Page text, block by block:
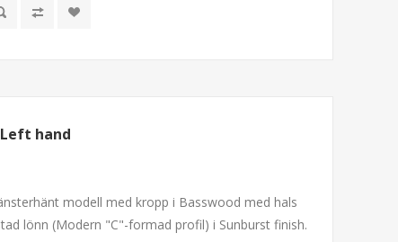
Left hand
modell med kropp i Basswood med hals
lönn (Modern "C"-formad profil) i Sunburst finish.